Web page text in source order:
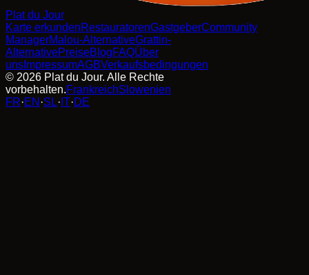
Plat du Jour
Karte erkundenRestauratorenGastgeberCommunity
ManagerMalou-AlternativeGrattin-
AlternativePreiseBlogFAQÜber
uns ImpressumAGBVerkaufsbedingungen
© 2026 Plat du Jour. Alle Rechte
vorbehalten.FrankreichSlowenien
FR·EN ·SL· IT·DE